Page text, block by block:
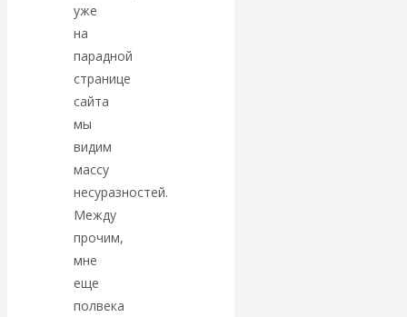
«Об этом
молчат»:
экономист
Валентин
Катасонов
считает, что
кризис в
уже
на
парадной
странице
сайта
мы
видим
массу
несуразностей.
Между
прочим,
мне
еще
полвека